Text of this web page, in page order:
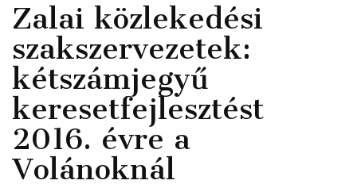
Zalai közlekedési
szakszervezetek:
kétszámjegyű
keresetfejlesztést
2016. évre a
Volánoknál